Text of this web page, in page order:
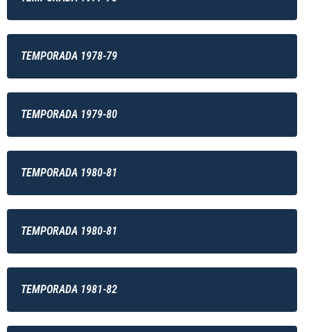
TEMPORADA 1978-79
TEMPORADA 1979-80
TEMPORADA 1980-81
TEMPORADA 1980-81
TEMPORADA 1981-82